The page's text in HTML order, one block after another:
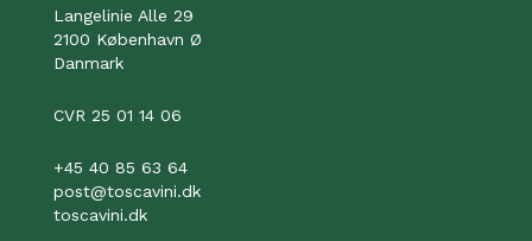
Langelinie Alle 29
2100 København Ø
Danmark
CVR 25 01 14 06
+45 40 85 63 64
post@toscavini.dk
toscavini.dk